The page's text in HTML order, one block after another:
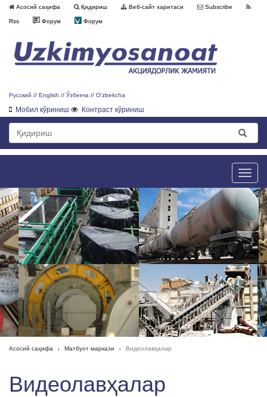
Асосий саҳифа Қидириш Веб-сайт харитаси Subscribe
Rss Форум Форум
Русский // English // Ўзбекча // O'zbekcha
Мобил кўриниш Контраст кўриниш
Toggle
Асосий саҳифа Матбуот маркази Видеолавҳалар
Видеолавҳалар